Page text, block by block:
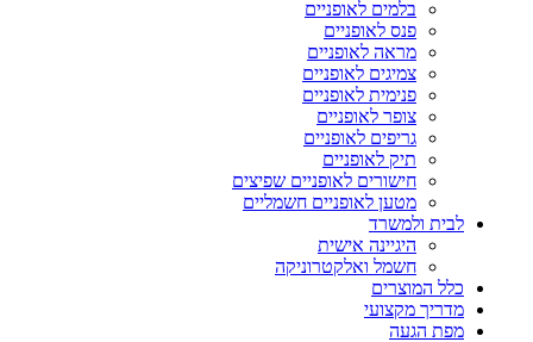
בלמים לאופניים
פנס לאופניים
מראה לאופניים
צמיגים לאופניים
פנימית לאופניים
צופר לאופניים
גריפים לאופניים
תיק לאופניים
חישורים לאופניים שפיצים
מטען לאופניים חשמליים
לבית ולמשרד
היגיינה אישית
חשמל ואלקטרוניקה
כלל המוצרים
מדריך מקצועי
מפת הגעה